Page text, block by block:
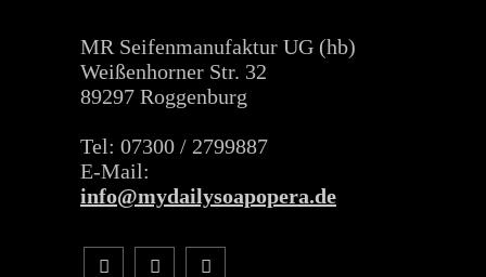
MR Seifenmanufaktur UG (hb)
Weißenhorner Str. 32
89297 Roggenburg
Tel: 07300 / 2799887
E-Mail:
info@mydailysoapopera.de